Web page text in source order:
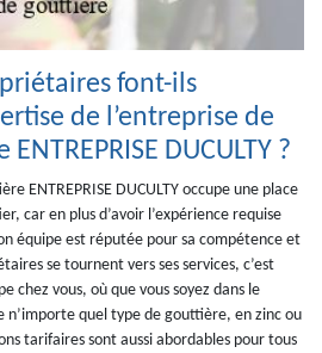
font-ils
de l’entreprise de
DUCULTY ?
ENTREPRISE DUCULTY occupe une place
car en plus d’avoir l’expérience requise
équipe est réputée pour sa compétence et
se tournent vers ses services, c’est
chez vous, où que vous soyez dans le
n’importe quel type de gouttière, en zinc ou
tarifaires sont aussi abordables pour tous